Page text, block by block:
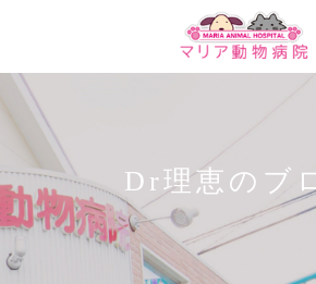
Dr理恵のブ